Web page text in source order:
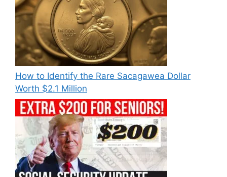
How to Identify the Rare Sacagawea Dollar
Worth $2.1 Million